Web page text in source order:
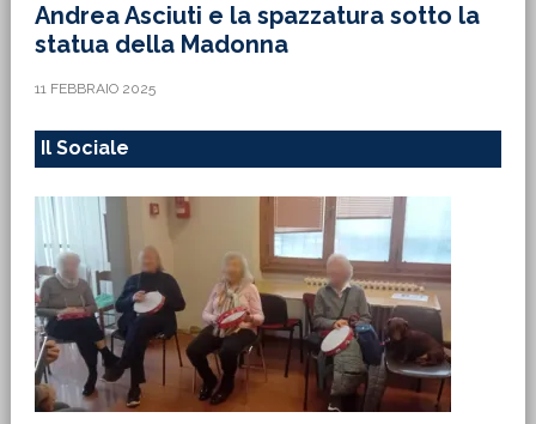
Andrea Asciuti e la spazzatura sotto la
statua della Madonna
11 FEBBRAIO 2025
Il Sociale